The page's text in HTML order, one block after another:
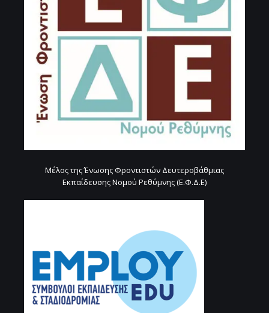
Μέλος της Ένωσης Φροντιστών Δευτεροβάθμιας
Εκπαίδευσης Νομού Ρεθύμνης (Ε.Φ.Δ.Ε)